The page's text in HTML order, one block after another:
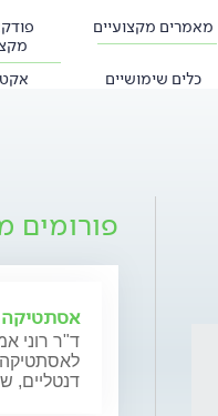
מאמרים מקצועיים
כלים שימושיים
פורומים
אסתטיקה
ד"ר רוני
לאסתטיקה
דנטליים,